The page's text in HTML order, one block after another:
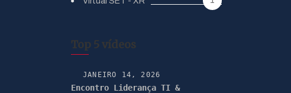
Top 5 vídeos
JANEIRO 14, 2026
Encontro Liderança TI &